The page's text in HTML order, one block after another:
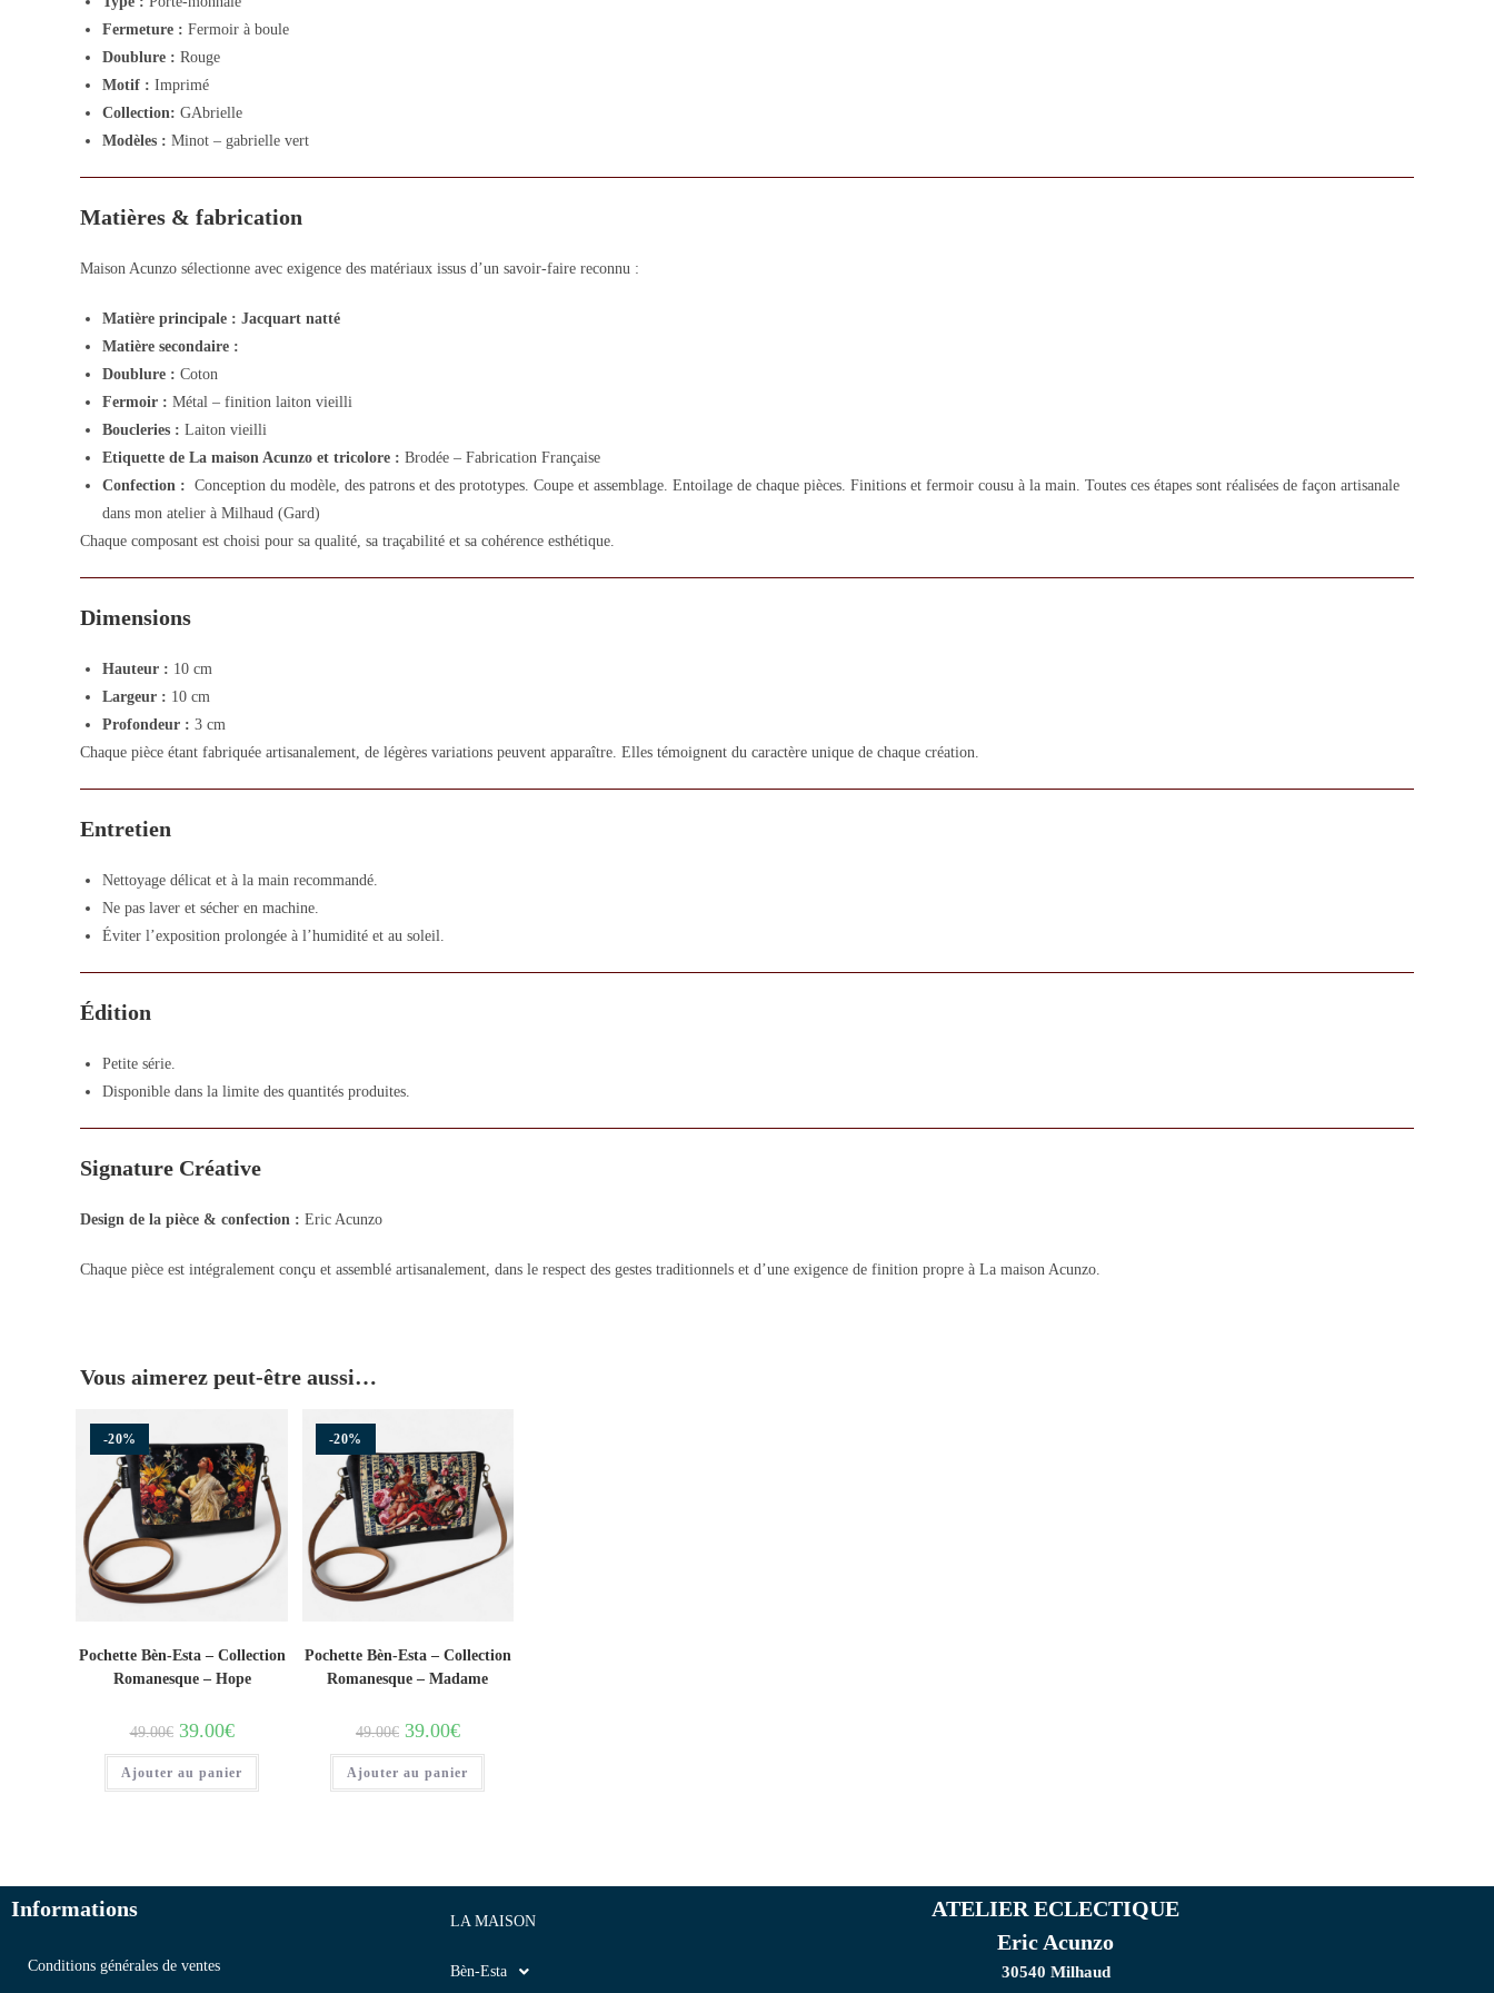
Fermeture : Fermoir à boule
Doublure : Rouge
Motif : Imprimé
Collection: GAbrielle
Modèles : Minot – gabrielle vert
Matières & fabrication
Maison Acunzo sélectionne avec exigence des matériaux issus d’un savoir-faire reconnu :
Matière principale : Jacquart natté
Matière secondaire :
Doublure : Coton
Fermoir : Métal – finition laiton vieilli
Boucleries : Laiton vieilli
Etiquette de La maison Acunzo et tricolore : Brodée – Fabrication Française
Confection : Conception du modèle, des patrons et des prototypes. Coupe et assemblage. Entoilage de chaque pièces. Finitions et fermoir cousu à la main. Toutes ces étapes sont réalisées de façon artisanale
dans mon atelier à Milhaud (Gard)
Chaque composant est choisi pour sa qualité, sa traçabilité et sa cohérence esthétique.
Dimensions
Hauteur : 10 cm
Largeur : 10 cm
Profondeur : 3 cm
Chaque pièce étant fabriquée artisanalement, de légères variations peuvent apparaître. Elles témoignent du caractère unique de chaque création.
Entretien
Nettoyage délicat et à la main recommandé.
Ne pas laver et sécher en machine.
Éviter l’exposition prolongée à l’humidité et au soleil.
Édition
Petite série.
Disponible dans la limite des quantités produites.
Signature Créative
Design de la pièce & confection : Eric Acunzo
Chaque pièce est intégralement conçu et assemblé artisanalement, dans le respect des gestes traditionnels et d’une exigence de finition propre à La maison Acunzo.
Vous aimerez peut-être aussi…
-20%
Pochette Bèn-Esta – Collection
Romanesque – Hope
49.00€ 39.00€
Ajouter au panier
-20%
Pochette Bèn-Esta – Collection
Romanesque – Madame
49.00€ 39.00€
Ajouter au panier
Informations
Conditions générales de ventes
LA MAISON
Bèn-Esta
ATELIER ECLECTIQUE
Eric Acunzo
30540 Milhaud